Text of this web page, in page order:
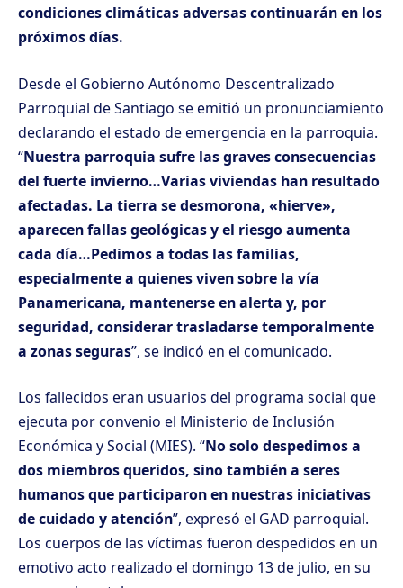
condiciones climáticas adversas continuarán en los
próximos días.
Desde el Gobierno Autónomo Descentralizado
Parroquial de Santiago se emitió un pronunciamiento
declarando el estado de emergencia en la parroquia.
“Nuestra parroquia sufre las graves consecuencias
del fuerte invierno…Varias viviendas han resultado
afectadas. La tierra se desmorona, «hierve»,
aparecen fallas geológicas y el riesgo aumenta
cada día…Pedimos a todas las familias,
especialmente a quienes viven sobre la vía
Panamericana, mantenerse en alerta y, por
seguridad, considerar trasladarse temporalmente
a zonas seguras”, se indicó en el comunicado.
Los fallecidos eran usuarios del programa social que
ejecuta por convenio el Ministerio de Inclusión
Económica y Social (MIES). “No solo despedimos a
dos miembros queridos, sino también a seres
humanos que participaron en nuestras iniciativas
de cuidado y atención”, expresó el GAD parroquial.
Los cuerpos de las víctimas fueron despedidos en un
emotivo acto realizado el domingo 13 de julio, en su